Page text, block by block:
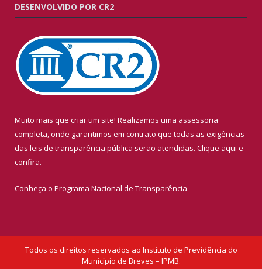
DESENVOLVIDO POR CR2
Muito mais que criar um site! Realizamos uma assessoria
completa, onde garantimos em contrato que todas as exigências
das leis de transparência pública serão atendidas. Clique aqui e
confira.
Conheça o Programa Nacional de Transparência
Todos os direitos reservados ao Instituto de Previdência do
Município de Breves – IPMB.